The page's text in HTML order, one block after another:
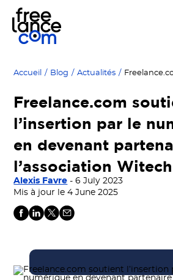
Accueil / Blog / Actualités /
Freelance.com
l’insertion par le
en devenant
l’association Witech
Alexis Favre - 6 July 2023
Mis à jour le 4 June 2025